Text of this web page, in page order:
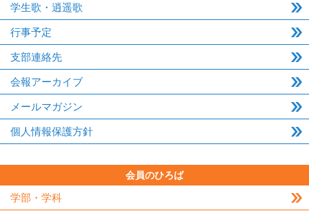
学生歌・逍遥歌
行事予定
支部連絡先
会報アーカイブ
メールマガジン
個人情報保護方針
会員のひろば
学部・学科